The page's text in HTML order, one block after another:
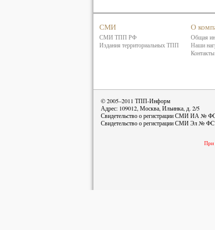
СМИ
СМИ ТПП РФ
Издания территориальных ТПП
О
Общая
Наши
Контакты
© 2005–2011 ТПП-Информ
Адрес: 109012, Москва, Ильинка, д. 2/5
Свидетельство о регистрации СМИ ИА №
Свидетельство о регистрации СМИ Эл №
При